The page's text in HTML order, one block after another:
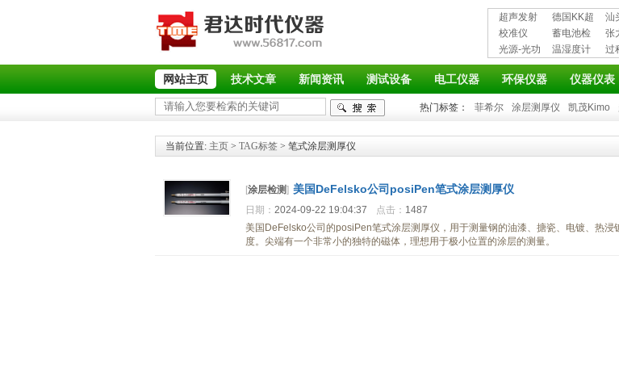
超声发射
接收仪器
德国KK超
声波探伤
仪
汕
超
仪
校准仪
蓄电池检
测仪
张
光源-光功
率计
温湿度计
过
仪
网站主页 技术文章 新闻资讯 测试设备 电工仪器 环保仪器 仪器仪表
热门标签： 菲希尔 涂层测厚仪 凯茂Kimo
当前位置: 主页 > TAG标签 > 笔式涂层测厚仪
[涂层检测] 美国DeFelsko公司posiPen笔式涂层测厚仪
日期： 2024-09-22 19:04:37 点击： 1487
美国DeFelsko公司的posiPen笔式涂层测厚仪，用于测量钢的油漆、搪瓷、电镀、热浸
度。尖端有一个非常小的独特的磁体，理想用于极小位置的涂层的测量。